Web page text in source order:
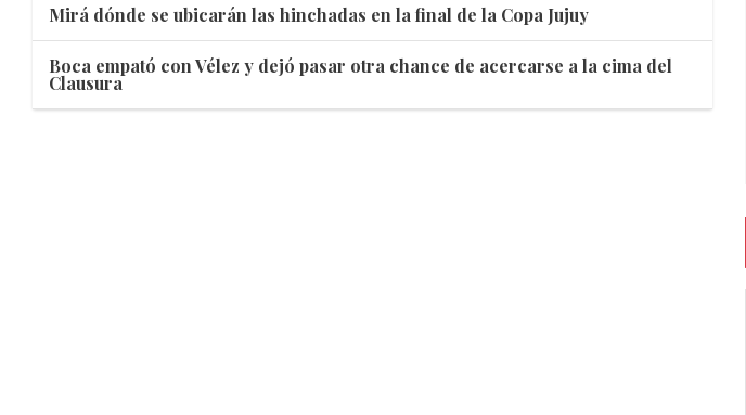
Mirá dónde se ubicarán las hinchadas en la final de la Copa Jujuy
Boca empató con Vélez y dejó pasar otra chance de acercarse a la cima del
Clausura